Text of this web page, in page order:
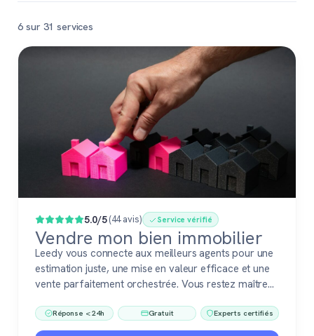
6 sur 31 services
Populaire
5.0/5(44 avis) Service vérifié
Vendre mon bien immobilier
Leedy vous connecte aux meilleurs agents pour une
estimation juste, une mise en valeur efficace et une
vente parfaitement orchestrée. Vous restez maître
Réponse < 24h Gratuit Experts certifiés